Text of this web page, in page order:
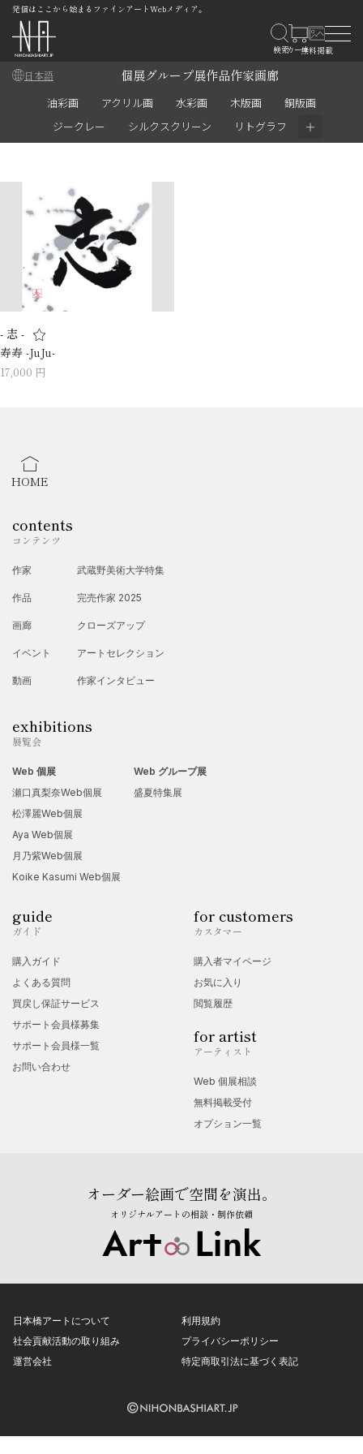
発信はここから始まるファインアートWebメディア。
日本語 個展グループ展作品作家画廊
油彩画 アクリル画 水彩画 木版画
銅版画
ジークレー
シルクスクリーン リトグラフ ＋
- 志 -
寿寿 -JuJu-
17,000 円
HOME
contents
コンテンツ
作家
作品
画廊
イベント
動画
武蔵野美術大学特集
完売作家 2025
クローズアップ
アートセレクション
作家インタビュー
exhibitions
展覧会
Web 個展
瀬口真梨奈Web個展
松澤麗Web個展
Aya Web個展
月乃紫Web個展
Koike Kasumi Web個展
Web グループ展
盛夏特集展
guide
ガイド
購入ガイド
よくある質問
買戻し保証サービス
サポート会員様募集
サポート会員様一覧
お問い合わせ
for customers
カスタマー
購入者マイページ
お気に入り
閲覧履歴
for artist
アーティスト
Web 個展相談
無料掲載受付
オプション一覧
オーダー絵画で空間を演出。
オリジナルアートの相談・制作依頼
日本橋アートについて
社会貢献活動の取り組み
運営会社
利用規約
プライバシーポリシー
特定商取引法に基づく表記